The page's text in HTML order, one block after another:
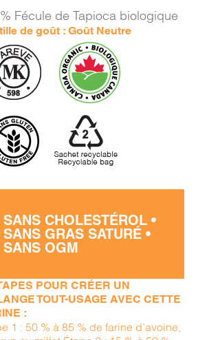
Fécule de Tapioca biologique
de goût : Goût Neutre
SANS CHOLESTÉROL •
SANS GRAS SATURÉ •
SANS OGM
POUR CRÉER UN
TOUT-USAGE AVEC CETTE
:
1 : 50 % à 85 % de farine d’avoine,